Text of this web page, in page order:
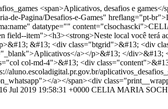
<span>Aplicativos, desafios e
Pagina/Desafios-e-Games" hreflang="pt-
datatype=""
item"><h3><strong>Neste local você terá
&#13; <div class="btgrid">&#13; <div
a></p>&#13; </
col-md-4">&#13; <div
a></span><div
Jul 2019 19:58:31 +0000 CELIA MARIA